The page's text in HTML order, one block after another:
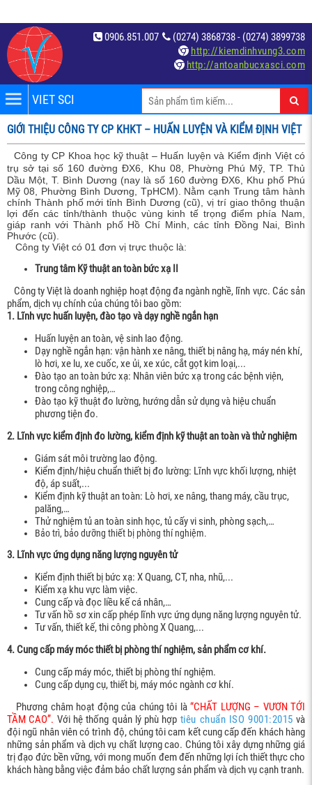
(0274) 3868738 - (0274) 3899738
0906.851.007
http://kiemdinhvung3.com
http://antoanbucxasci.com
VIET SCI
GIỚI THIỆU CÔNG TY CP KHKT – HUẤN LUYỆN VÀ KIỂM ĐỊNH VIỆT
Công ty CP Khoa học kỹ thuật – Huấn luyện và Kiểm định Việt có
trụ sở tại số 160 đường ĐX6, Khu 08, Phường Phú Mỹ, TP. Thủ
Dầu Một, T. Bình Dương (nay là số 160 đường ĐX6, Khu phố Phú
Mỹ 08, Phường Bình Dương, TpHCM). Nằm cạnh Trung tâm hành
chính Thành phố mới tỉnh Bình Dương (cũ), vị trí giao thông thuận
lợi đến các tỉnh/thành thuộc vùng kinh tế trọng điểm phía Nam,
giáp ranh với Thành phố Hồ Chí Minh, các tỉnh Đồng Nai, Bình
Phước (cũ).
Công ty Việt có 01 đơn vị trực thuộc là:
Trung tâm Kỹ thuật an toàn bức xạ II
Công ty Việt là doanh nghiệp hoạt động đa ngành nghề, lĩnh vực. Các sản
phẩm, dịch vụ chính của chúng tôi bao gồm:
1. Lĩnh vực huấn luyện, đào tạo và dạy nghề ngắn hạn
Huấn luyện an toàn, vệ sinh lao động.
Dạy nghề ngắn hạn: vận hành xe nâng, thiết bị nâng hạ, máy nén khí,
lò hơi, xe lu, xe cuốc, xe ủi, xe xúc, cắt gọt kim loại,...
Đào tạo an toàn bức xạ: Nhân viên bức xạ trong các bệnh viện,
trong công nghiệp,…
Đào tạo kỹ thuật đo lường, hướng dẫn sử dụng và hiệu chuẩn
phương tiện đo.
2. Lĩnh vực kiểm định đo lường, kiểm định kỹ thuật an toàn và thử nghiệm
Giám sát môi trường lao động.
Kiểm định/hiệu chuẩn thiết bị đo lường: Lĩnh vực khối lượng, nhiệt
độ, áp suất,...
Kiểm định kỹ thuật an toàn: Lò hơi, xe nâng, thang máy, cầu trục,
palăng,…
Thử nghiệm tủ an toàn sinh học, tủ cấy vi sinh, phòng sạch,…
Bảo trì, bảo dưỡng thiết bị phòng thí nghiệm.
3. Lĩnh vực ứng dụng năng lượng nguyên tử
Kiểm định thiết bị bức xạ: X Quang, CT, nha, nhũ,...
Kiểm xạ khu vực làm việc.
Cung cấp và đọc liều kế cá nhân,…
Tư vấn hồ sơ xin cấp phép lĩnh vực ứng dụng năng lượng nguyên tử.
Tư vấn, thiết kế, thi công phòng X Quang,...
4. Cung cấp máy móc thiết bị phòng thí nghiệm, sản phẩm cơ khí.
Cung cấp máy móc, thiết bị phòng thí nghiệm.
Cung cấp dụng cụ, thiết bị, máy móc ngành cơ khí.
Phương châm hoạt động của chúng tôi là“CHẤT LƯỢNG – VƯƠN TỚI
TẦM CAO”. Với hệ thống quản lý phù hợp tiêu chuẩn ISO 9001:2015 và
đội ngũ nhân viên có trình độ, chúng tôi cam kết cung cấp đến khách hàng
những sản phẩm và dịch vụ chất lượng cao. Chúng tôi xây dựng những giá
trị đạo đức bền vững, với mong muốn đem đến những lợi ích thiết thực cho
khách hàng bằng việc đảm bảo chất lượng sản phẩm và dịch vụ cạnh tranh.